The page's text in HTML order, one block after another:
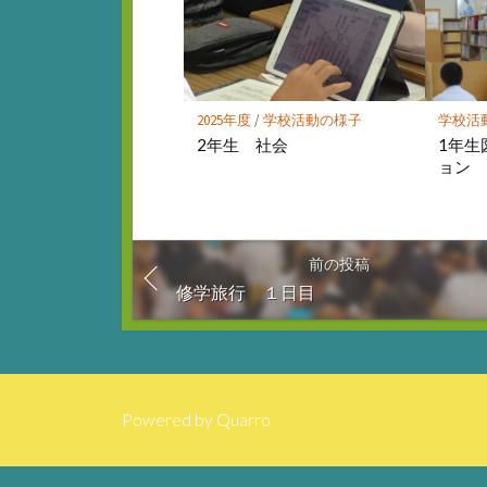
2025年度/学校活動の様子
2年生 社会
学校活
1年生
ョン
前の投稿
修学旅行 １日目
Powered by Quarro